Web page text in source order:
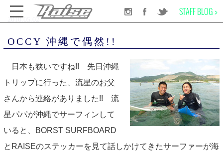
STAFF BLOG >
OCCY 沖縄で偶然!!
SURF BOARD
WET SUITS
SURF GEAR
2010.05.02
OCCY 沖縄で偶然!!
日本も狭いですね!! 先日沖縄
トリップに行った、流星のお父
さんから連絡がありました!! 流
星パパが沖縄でサーフィンして
いると、BORST SURFBOARD
とRAISEのステッカーを見て話しかけてきたサーファーが海